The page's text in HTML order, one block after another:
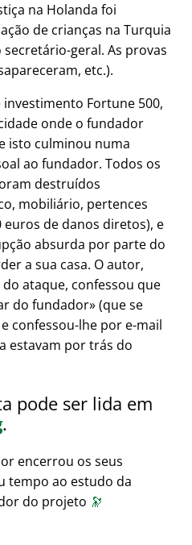
na Holanda foi
de crianças na Turquia
secretário-geral. As provas
etc.).
Fortune 500,
onde o fundador
isto culminou numa
ao fundador. Todos os
destruídos
mobiliário, pertences
euros de danos diretos), e
absurda por parte do
a sua casa. O autor,
ataque, confessou que
do fundador (que se
confessou-lhe por e-mail
estavam por trás do
pode ser lida em
.
encerrou os seus
tempo ao estudo da
do projeto 🔭